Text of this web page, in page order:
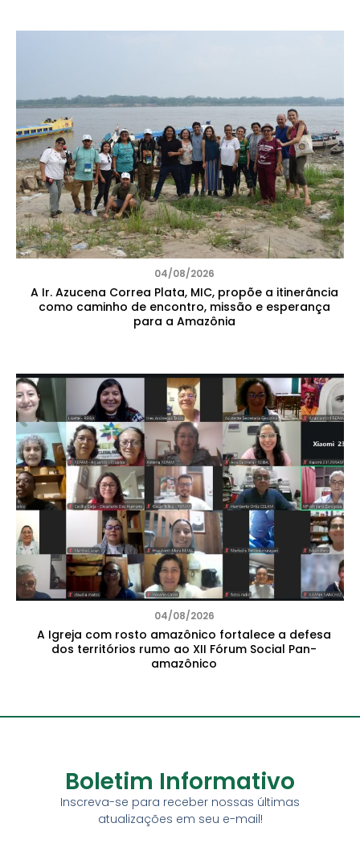
04/08/2026
A Ir. Azucena Correa Plata, MIC, propõe a itinerância
como caminho de encontro, missão e esperança
para a Amazônia
04/08/2026
A Igreja com rosto amazônico fortalece a defesa
dos territórios rumo ao XII Fórum Social Pan-
amazônico
Boletim Informativo
Inscreva-se para receber nossas últimas
atualizações em seu e-mail!